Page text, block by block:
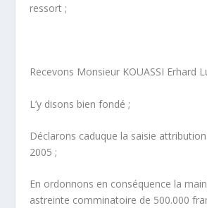
ressort ;
Recevons Monsieur KOUASSI Erhard
L’y disons bien fondé ;
Déclarons caduque la saisie
2005 ;
En ordonnons en conséquence la
astreinte comminatoire de 500.000